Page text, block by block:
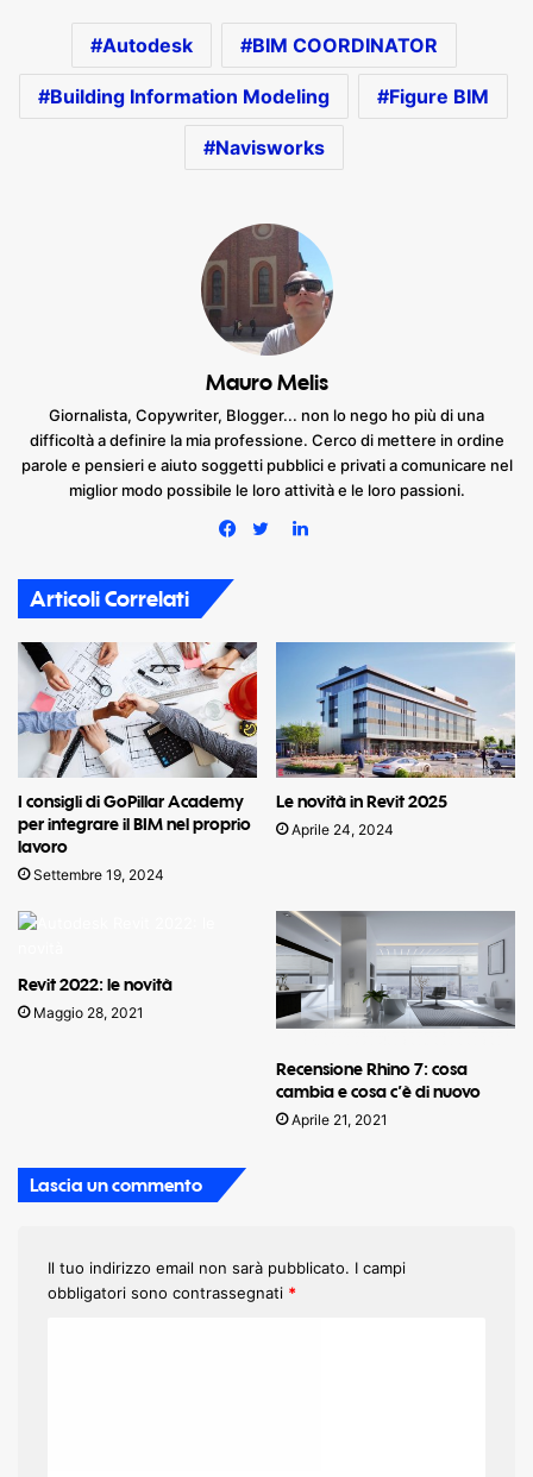
Autodesk BIM COORDINATOR
Building Information Modeling Figure BIM
Navisworks
Mauro Melis
Giornalista, Copywriter, Blogger... non lo nego ho più di una
difficoltà a definire la mia professione. Cerco di mettere in ordine
parole e pensieri e aiuto soggetti pubblici e privati a comunicare nel
miglior modo possibile le loro attività e le loro passioni.
LinkedIn
Articoli Correlati
I consigli di GoPillar Academy
per integrare il BIM nel proprio
lavoro
Settembre 19, 2024
Le novità in Revit 2025
Aprile 24, 2024
Revit 2022: le novità
Maggio 28, 2021
Recensione Rhino 7: cosa
cambia e cosa c’è di nuovo
Aprile 21, 2021
Lascia un commento
Il tuo indirizzo email non sarà pubblicato. I campi
obbligatori sono contrassegnati *